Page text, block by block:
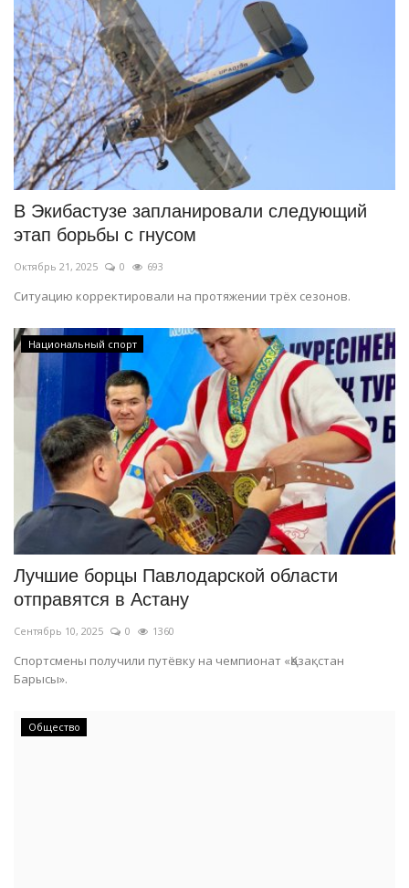
В Экибастузе запланировали следующий
этап борьбы с гнусом
Октябрь 21, 2025 0 693
Ситуацию корректировали на протяжении трёх сезонов.
Национальный спорт
Лучшие борцы Павлодарской области
отправятся в Астану
Сентябрь 10, 2025 0 1360
Спортсмены получили путёвку на чемпионат «Қазақстан
Барысы».
Общество